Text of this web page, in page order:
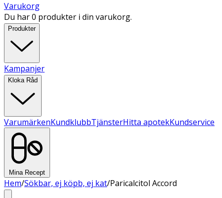
Varukorg
Du har 0 produkter i din varukorg.
Produkter
Kampanjer
Kloka Råd
VarumärkenKundklubbTjänsterHitta apotekKundservice
Mina Recept
Hem/Sökbar, ej köpb, ej kat/Paricalcitol Accord